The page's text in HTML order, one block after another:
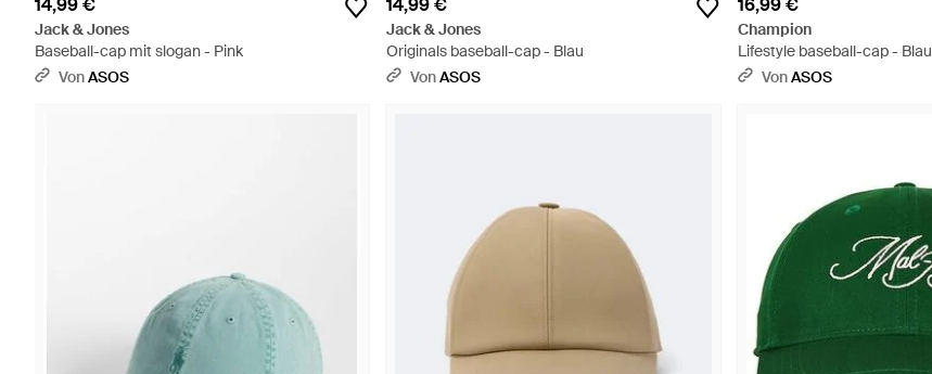
14,99 €
Jack & Jones
Baseball-cap mit slogan - Pink
VonASOS
14,99 €
Jack & Jones
Originals baseball-cap - Blau
VonASOS
16,99 €
Champion
Lifestyle baseball-cap - Blau
VonASOS